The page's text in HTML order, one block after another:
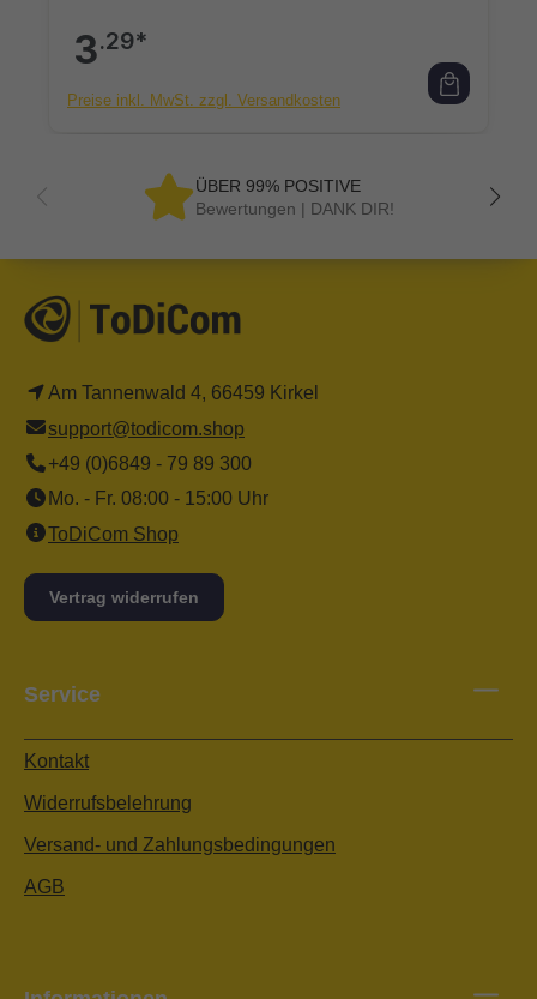
3.29*
Preise inkl. MwSt. zzgl. Versandkosten
ÜBER 99% POSITIVE
Bewertungen | DANK DIR!
Am Tannenwald 4, 66459 Kirkel
support@todicom.shop
+49 (0)6849 - 79 89 300
Mo. - Fr. 08:00 - 15:00 Uhr
ToDiCom Shop
Vertrag widerrufen
Service
Kontakt
Widerrufsbelehrung
Versand- und Zahlungsbedingungen
AGB